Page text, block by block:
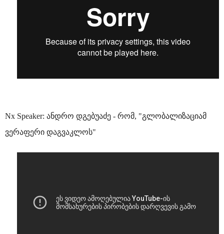
Nx Speaker: ანდრო დგებუაძე - რომ, "გლობალიზაციამ
ვერაფერი დაგვაკლოს"